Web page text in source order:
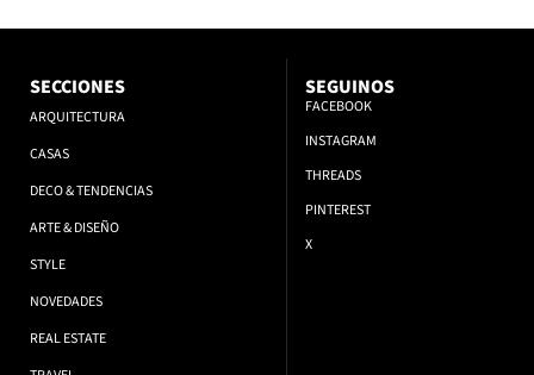
SECCIONES
ARQUITECTURA
CASAS
DECO & TENDENCIAS
ARTE & DISEÑO
STYLE
NOVEDADES
REAL ESTATE
SEGUINOS
FACEBOOK
INSTAGRAM
THREADS
PINTEREST
X